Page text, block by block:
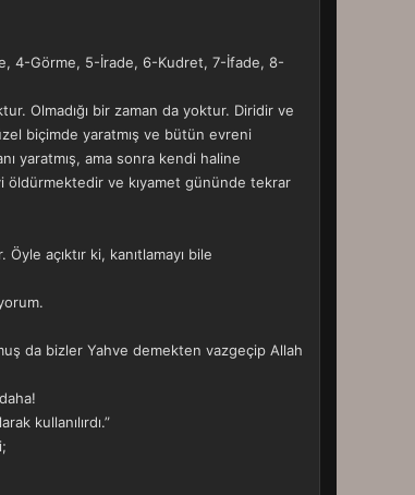
4-Görme, 5-İrade, 6-Kudret, 7-İfade, 8-
Olmadığı bir zaman da yoktur. Diridir ve
biçimde yaratmış ve bütün evreni
yaratmış, ama sonra kendi haline
öldürmektedir ve kıyamet gününde tekrar
açıktır ki, kanıtlamayı bile
da bizler Yahve demekten vazgeçip Allah
kullanılırdı.”